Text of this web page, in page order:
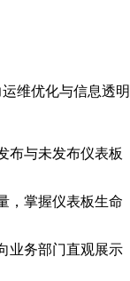
维优化与信息透明
布与未发布仪表板
，掌握仪表板生命
业务部门直观展示